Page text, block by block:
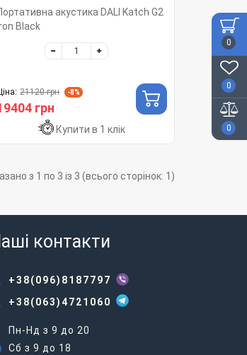
0
0
0
акустика DALI Katch G2
Black
21120 грн -8%
грн
Купити в 1 клік
з 1 по 3 із 3 (всього сторінок: 1)
контакти
+38(096)8187797
+38(063)4721060
Пн-Нд з 9 до 20
Сб з 9 до 18